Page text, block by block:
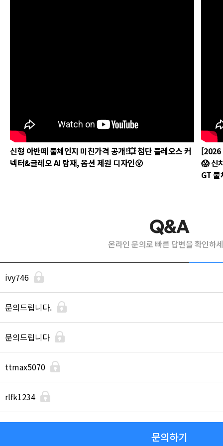
신형 아반떼 풀체인지 미친가격 공개!💥 첨단 플레오스 커
넥터&글레오 AI 탑재, 옵션 제원 디자인😮
[2026
😱 신
GT
Q&A
온라인 문의로 빠른 답변을 확인하
ivy746
문의드립니다.
문의드립니다
ttmax5070
rlfk1234
문의하기